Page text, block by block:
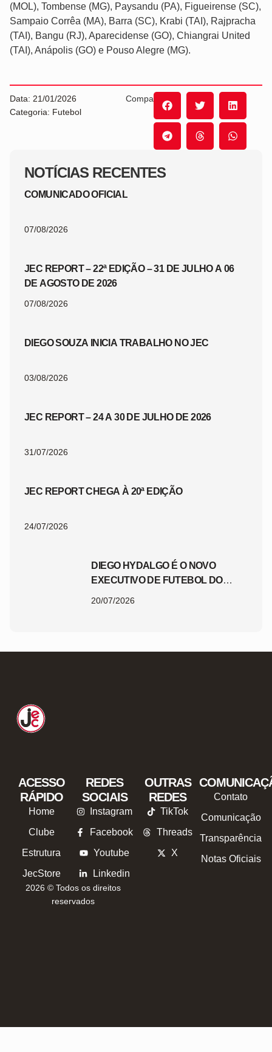
NOTÍCIAS RECENTES
COMUNICADO OFICIAL
07/08/2026
JEC REPORT – 22ª EDIÇÃO – 31 DE JULHO A 06
DE AGOSTO DE 2026
07/08/2026
DIEGO SOUZA INICIA TRABALHO NO JEC
03/08/2026
JEC REPORT – 24 A 30 DE JULHO DE 2026
31/07/2026
JEC REPORT CHEGA À 20ª EDIÇÃO
24/07/2026
DIEGO HYDALGO É O NOVO
EXECUTIVO DE FUTEBOL DO
20/07/2026
(MOL), Tombense (MG), Paysandu (PA), Figueirense (SC),
Sampaio Corrêa (MA), Barra (SC), Krabi (TAI), Rajpracha
(TAI), Bangu (RJ), Aparecidense (GO), Chiangrai United
(TAI), Anápolis (GO) e Pouso Alegre (MG).
Data: 21/01/2026
Categoria: Futebol
Compartilhe:
ACESSO
RÁPIDO
Home
Clube
Estrutura
JecStore
REDES
SOCIAIS
Instagram
Facebook
Youtube
Linkedin
OUTRAS
REDES
TikTok
Threads
X
Contato
Comunicação
Transparência
Notas Oficiais
2026 © Todos os direitos
reservados